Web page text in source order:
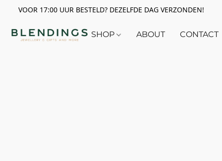
VOOR 17:00 UUR BESTELD? DEZELFDE DAG VERZONDEN!
SHOP ABOUT CONTACT